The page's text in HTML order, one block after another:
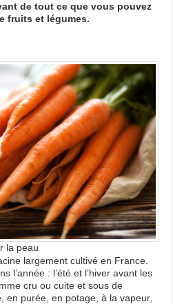
de tout ce que vous pouvez
fruits et légumes.
la peau
largement cultivé en France.
l’année : l’été et l’hiver avant les
cru ou cuite et sous de
en purée, en potage, à la vapeur,